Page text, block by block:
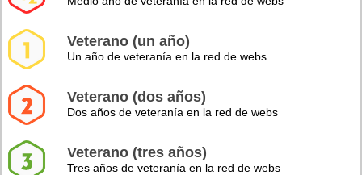
Veterano (un año)
Un año de veteranía en la red de webs
Veterano (dos años)
Dos años de veteranía en la red de webs
Veterano (tres años)
Tres años de veteranía en la red de webs